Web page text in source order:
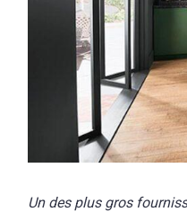
Un des plus gros